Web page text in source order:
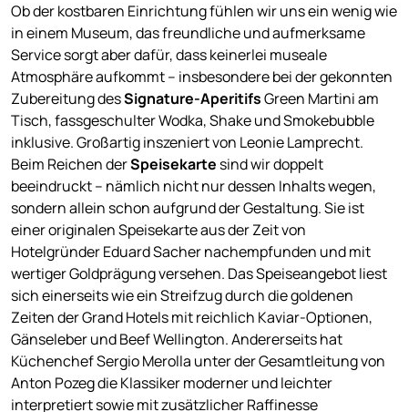
Ob der kostbaren Einrichtung fühlen wir uns ein wenig wie
in einem Museum, das freundliche und aufmerksame
Service sorgt aber dafür, dass keinerlei museale
Atmosphäre aufkommt – insbesondere bei der gekonnten
Zubereitung desSignature-AperitifsGreen Martini am
Tisch, fassgeschulter Wodka, Shake und Smokebubble
inklusive. Großartig inszeniert von Leonie Lamprecht.
Beim Reichen derSpeisekarte sind wir doppelt
beeindruckt – nämlich nicht nur dessen Inhalts wegen,
sondern allein schon aufgrund der Gestaltung. Sie ist
einer originalen Speisekarte aus der Zeit von
Hotelgründer Eduard Sacher nachempfunden und mit
wertiger Goldprägung versehen. Das Speiseangebot liest
sich einerseits wie ein Streifzug durch die goldenen
Zeiten der Grand Hotels mit reichlich Kaviar-Optionen,
Gänseleber und Beef Wellington. Andererseits hat
Küchenchef Sergio Merolla unter der Gesamtleitung von
Anton Pozeg die Klassiker moderner und leichter
interpretiert sowie mit zusätzlicher Raffinesse